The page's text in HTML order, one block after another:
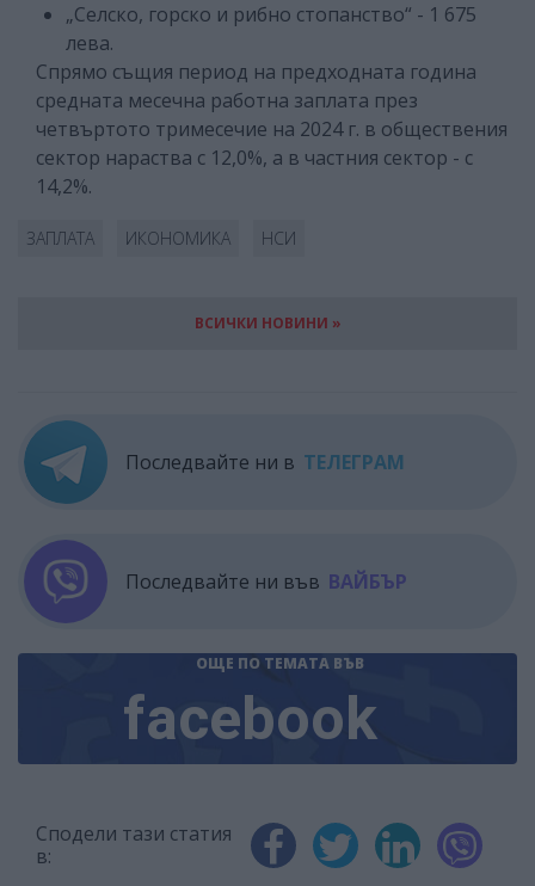
„Селско, горско и рибно стопанство“ - 1 675
лева.
Спрямо същия период на предходната година
средната месечна работна заплата през
четвъртото тримесечие на 2024 г. в обществения
сектор нараства с 12,0%, а в частния сектор - с
14,2%.
ЗАПЛАТА ИКОНОМИКА НСИ
ВСИЧКИ НОВИНИ »
Последвайте ни в ТЕЛЕГРАМ
Последвайте ни във ВАЙБЪР
ОЩЕ ПО ТЕМАТА ВЪВ
facebook
Сподели тази статия
в: